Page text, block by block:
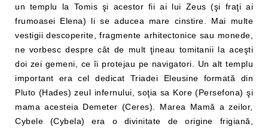
un templu la Tomis şi acestor fii ai lui Zeus (şi fraţi ai
frumoasei Elena) li se aducea mare cinstire. Mai multe
vestigii descoperite, fragmente arhitectonice sau monede,
ne vorbesc despre cât de mult ţineau tomitanii la aceşti
doi zei gemeni, ce îi protejau pe navigatori. Un alt templu
important era cel dedicat Triadei Eleusine formată din
Pluto (Hades) zeul infernului, soţia sa Kore (Persefona) şi
mama acesteia Demeter (Ceres). Marea Mamă a zeilor,
Cybele (Cybela) era o divinitate de origine frigiană,